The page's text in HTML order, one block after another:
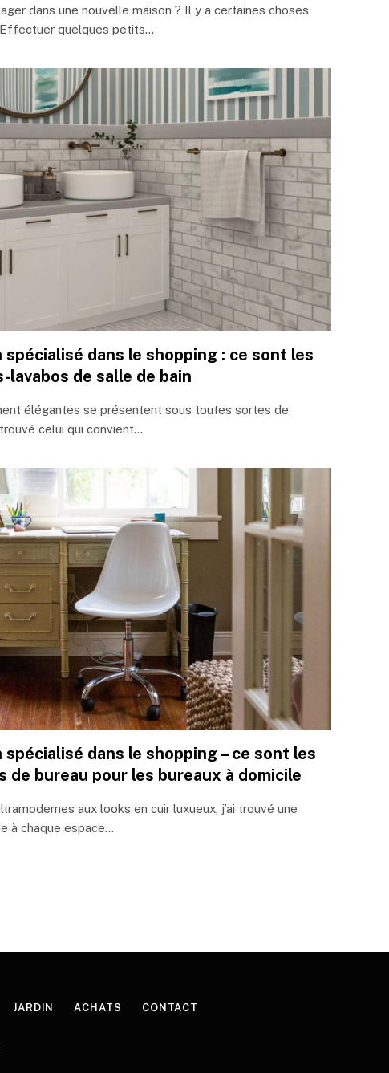
dans une nouvelle maison ? Il y a certaines choses
quelques petits…
spécialisé dans le shopping : ce sont les
lavabos de salle de bain
élégantes se présentent sous toutes sortes de
celui qui convient…
spécialisé dans le shopping – ce sont les
de bureau pour les bureaux à domicile
aux looks en cuir luxueux, j’ai trouvé une
à chaque espace…
JARDIN ACHATS CONTACT